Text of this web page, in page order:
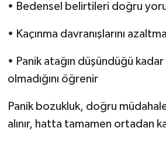
• Bedensel belirtileri doğru
• Kaçınma davranışlarını
• Panik atağın düşündüğü
olmadığını öğrenir
Panik bozukluk, doğru
alınır, hatta tamamen ortadan